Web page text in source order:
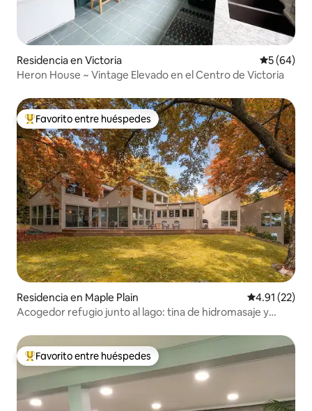
Residencia en Victoria
5 (64)
Heron House ~ Vintage Elevado en el Centro de Victoria
De los mejores en Favorito entre huéspedes
Favorito entre huéspedes
Residencia en Maple Plain Calificación
4.91 (22)
Acogedor refugio junto al lago: tina de hidromasaje y
De los mejores en Favorito entre huéspedes
Favorito entre huéspedes